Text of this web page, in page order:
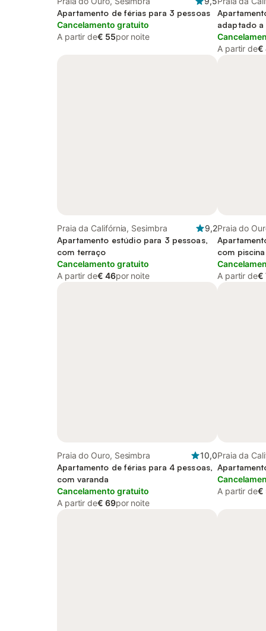
Apartamento de férias para 3 pessoas
Cancelamento gratuito
A partir de€ 55por noite
adaptado a
A partir de€
Praia da Califórnia, Sesimbra
9,2
Apartamento estúdio para 3 pessoas,
com terraço
Cancelamento gratuito
A partir de€ 46por noite
Praia do
com
A partir de€
Praia do Ouro, Sesimbra
10,0
Apartamento de férias para 4 pessoas,
com varanda
Cancelamento gratuito
A partir de€ 69por noite
Praia da
A partir de€